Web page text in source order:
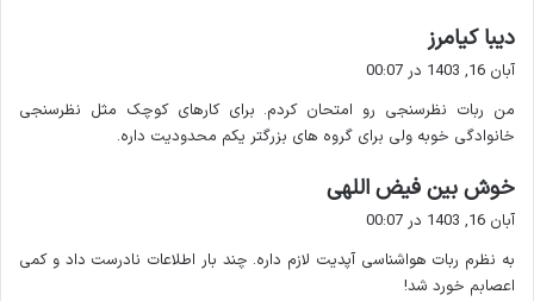
بگذارید.
نحوه استفاده :
فایل خود را آپلود کنید.
لینک فایل را دریافت کرده و با دیگران به اشتراک بگذارید.
دیبا کیامرز
:
آبان 16, 1403 در 00:07
من ربات نظرسنجی رو امتحان کردم. برای کارهای کوچک مثل نظرسنجی
خانوادگی خوبه ولی برای گروه های بزرگتر یکم محدودیت داره.
خوش بین فیض اللهی
:
آبان 16, 1403 در 00:07
به نظرم ربات هواشناسی آپدیت لازم داره. چند بار اطلاعات نادرست داد و کمی
اعصابم خورد شد!